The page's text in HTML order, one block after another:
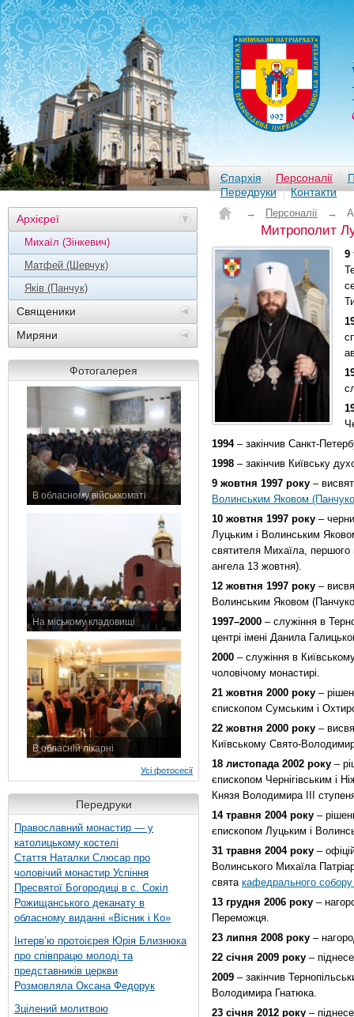
Єпархія Персоналії
Передруки
Контакти
Архієреї
Михаїл (Зінкевич)
Матфей (Шевчук)
Яків (Панчук)
Священики
Миряни
Фотогалерея
В обласному військкоматі
На міському кладовищі
В обласній лікарні
Усі фотосесії
Передруки
Православний монастир — у
католицькому костелі
Стаття Наталки Слюсар про
чоловічий монастир Успіння
Пресвятої Богородиці в с. Сокіл
Рожищанського деканату в
обласному виданні «Вісник і Ко»
Інтерв’ю протоієрея Юрія Близнюка
про співпрацю молоді та
представників церкви
Розмовляла Оксана Федорук
Зцілений молитвою
→ Персоналії →
Митрополит
9
1994– закінчив Санкт-
1998 – закінчив Київську
9 жовтня 1997 року –
Волинським Яковом
10 жовтня 1997 року –
Луцьким і Волинським
святителя Михаїла, першого
ангела 13 жовтня).
12 жовтня 1997 року –
Волинським Яковом
1997–2000 – служіння в
центрі імені Данила
2000 – служіння в
чоловічому монастирі.
21 жовтня 2000 року –
єпископом Сумським і
22 жовтня 2000 року –
Київському Свято-
18 листопада 2002 року –
єпископом Чернігівським і
Князя Володимира ІІІ
14 травня 2004 року –
єпископом Луцьким і
31 травня 2004 року –
Волинського Михаїла
свята кафедрального собору
13 грудня 2006 року –
Переможця.
23 липня 2008 року –
22 січня 2009 року –
2009 – закінчив
Володимира Гнатюка.
23 січня 2012 року –